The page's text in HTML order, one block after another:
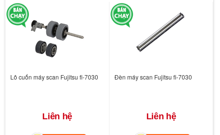
Lô cuốn máy scan Fujitsu fi-7030
Liên hệ
Đèn máy scan Fujitsu fi-7030
Liên hệ